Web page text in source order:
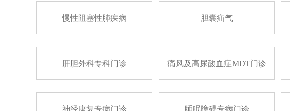
慢性阻塞性肺疾病 胆囊疝气
肝胆外科专科门诊 痛风及高尿酸血症MDT门诊